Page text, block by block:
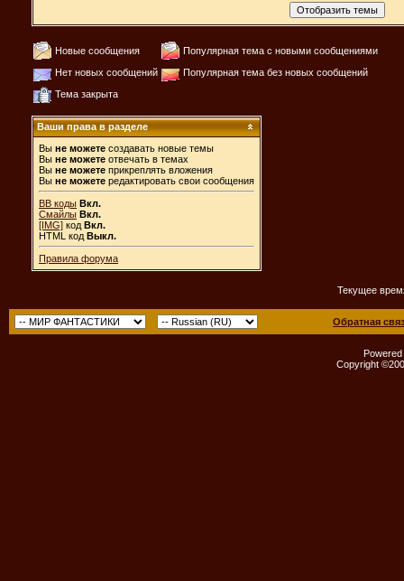
Новые сообщения
Популярная тема с новыми сообщениями
Нет новых сообщений
Популярная тема без новых сообщений
Тема закрыта
Ваши права в разделе
Вы не можете создавать новые темы
Вы не можете отвечать в темах
Вы не можете прикреплять вложения
Вы не можете редактировать свои сообщения
BB коды Вкл.
Смайлы Вкл.
[IMG] код Вкл.
HTML код Выкл.
Правила форума
Текущее
Обратная
Copyright